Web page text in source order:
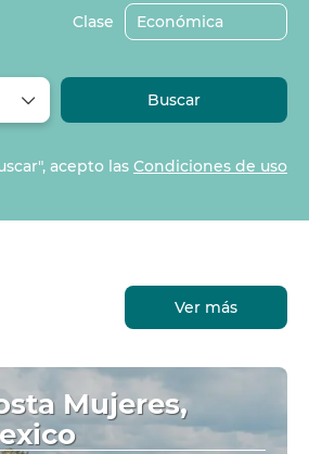
Clase
Buscar
acepto las Condiciones de uso
Ver más
Mujeres,